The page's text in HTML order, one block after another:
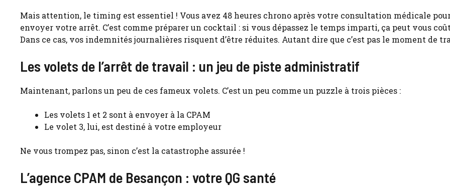
Mais attention, le timing est essentiel ! Vous avez 48 heures chrono après votre consultation médicale
envoyer votre arrêt. C’est comme préparer un cocktail : si vous dépassez le temps imparti, ça peut vous
Dans ce cas, vos indemnités journalières risquent d’être réduites. Autant dire que c’est pas le moment de
Les volets de l’arrêt de travail : un jeu de piste administratif
Maintenant, parlons un peu de ces fameux volets. C’est un peu comme un puzzle à trois pièces :
Les volets 1 et 2 sont à envoyer à la CPAM
Le volet 3, lui, est destiné à votre employeur
Ne vous trompez pas, sinon c’est la catastrophe assurée !
L’agence CPAM de Besançon : votre QG santé